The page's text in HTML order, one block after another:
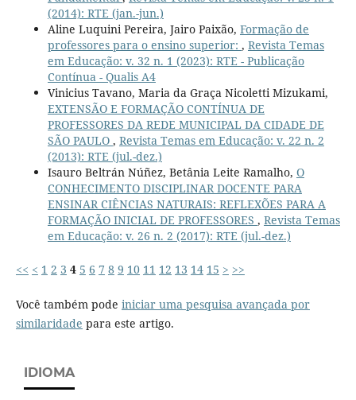
(2014): RTE (jan.-jun.)
Aline Luquini Pereira, Jairo Paixão, Formação de
professores para o ensino superior: , Revista Temas
em Educação: v. 32 n. 1 (2023): RTE - Publicação
Contínua - Qualis A4
Vinicius Tavano, Maria da Graça Nicoletti Mizukami,
EXTENSÃO E FORMAÇÃO CONTÍNUA DE
PROFESSORES DA REDE MUNICIPAL DA CIDADE DE
SÃO PAULO , Revista Temas em Educação: v. 22 n. 2
(2013): RTE (jul.-dez.)
Isauro Beltrán Núñez, Betânia Leite Ramalho, O
CONHECIMENTO DISCIPLINAR DOCENTE PARA
ENSINAR CIÊNCIAS NATURAIS: REFLEXÕES PARA A
FORMAÇÃO INICIAL DE PROFESSORES , Revista Temas
em Educação: v. 26 n. 2 (2017): RTE (jul.-dez.)
<< < 1 2 3 4 5 6 7 8 9 10 11 12 13 14 15 > >>
Você também pode iniciar uma pesquisa avançada por
similaridade para este artigo.
IDIOMA